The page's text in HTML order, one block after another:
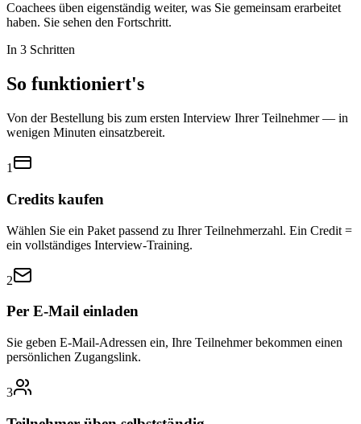
Coachees üben eigenständig weiter, was Sie gemeinsam erarbeitet
haben. Sie sehen den Fortschritt.
In 3 Schritten
So funktioniert's
Von der Bestellung bis zum ersten Interview Ihrer Teilnehmer — in
wenigen Minuten einsatzbereit.
1
Credits kaufen
Wählen Sie ein Paket passend zu Ihrer Teilnehmerzahl. Ein Credit =
ein vollständiges Interview-Training.
2
Per E-Mail einladen
Sie geben E-Mail-Adressen ein, Ihre Teilnehmer bekommen einen
persönlichen Zugangslink.
3